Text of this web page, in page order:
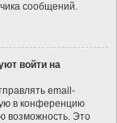
сообщений.
войти на
email-
в конференцию
возможность. Это